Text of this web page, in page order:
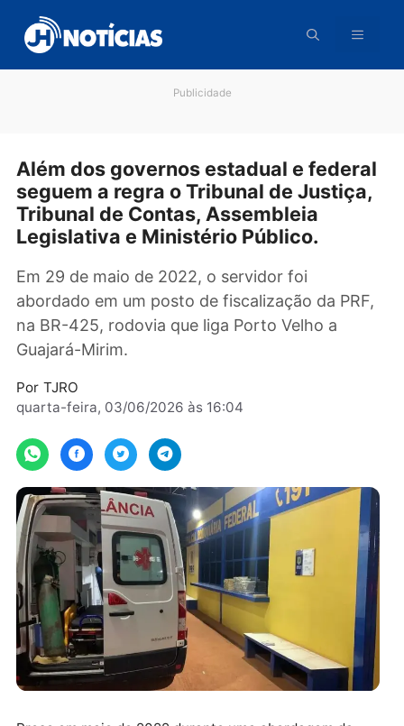
para
conteúdo
Além dos governos estadual e
seguem a regra o Tribunal de
Tribunal de Contas, Assembleia
Em 29 de maio de 2022, o servidor foi
abordado em um posto de fiscalização da
na BR-425, rodovia que liga Porto Velho a
Guajará-Mirim.
quarta-feira, 03/06/2026 às 16:04